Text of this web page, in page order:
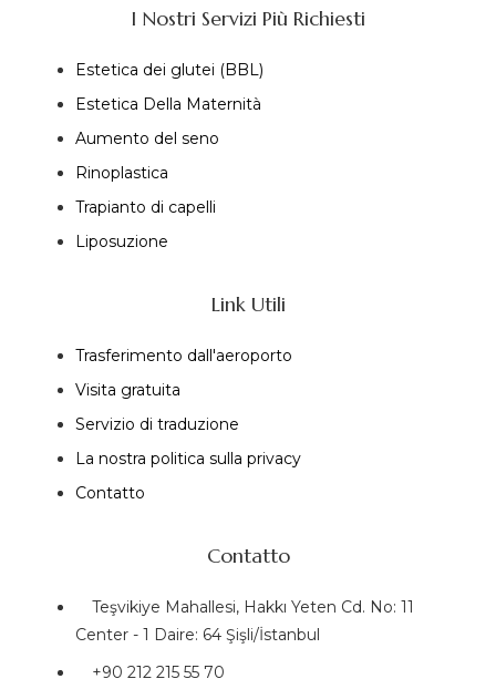
I Nostri Servizi Più Richiesti
Estetica dei glutei (BBL)
Estetica Della Maternità
Aumento del seno
Rinoplastica
Trapianto di capelli
Liposuzione
Link Utili
Trasferimento dall'aeroporto
Visita gratuita
Servizio di traduzione
La nostra politica sulla privacy
Contatto
Contatto
Teşvikiye Mahallesi, Hakkı Yeten Cd. No: 11
Center - 1 Daire: 64 Şişli/İstanbul
+90 212 215 55 70